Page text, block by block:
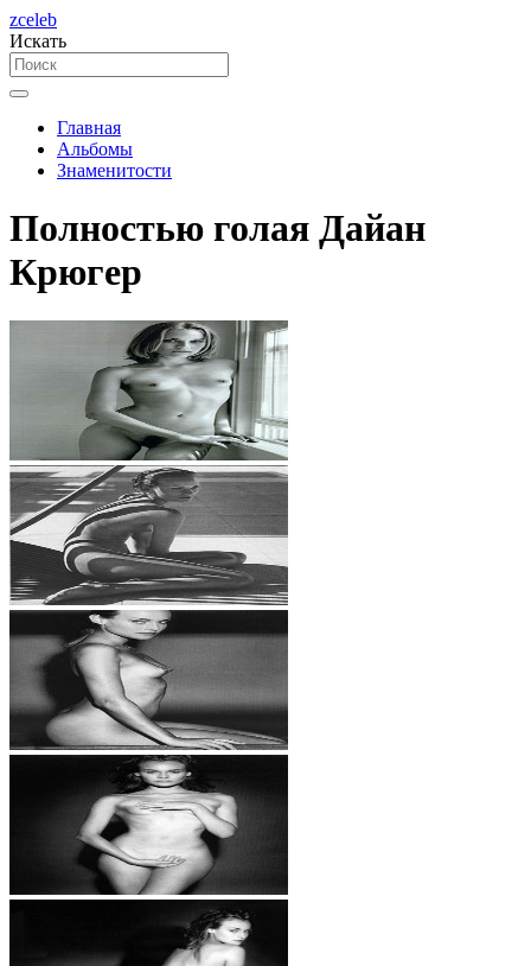
zceleb
Искать
Главная
Альбомы
Знаменитости
Полностью голая Дайан
Крюгер